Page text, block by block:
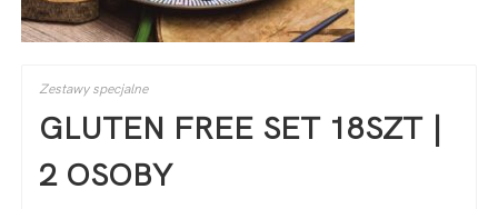
Zestawy specjalne
GLUTEN FREE SET 18SZT |
2 OSOBY